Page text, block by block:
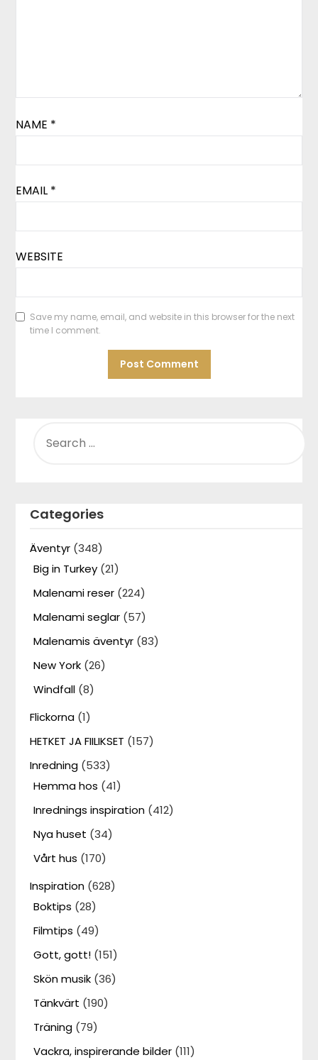
NAME *
EMAIL *
WEBSITE
Save my name, email, and website in this browser for the next
time I comment.
FOR:
Categories
Äventyr (348)
Big in Turkey (21)
Malenami reser (224)
Malenami seglar (57)
Malenamis äventyr (83)
New York (26)
Windfall (8)
Flickorna (1)
HETKET JA FIILIKSET (157)
Inredning (533)
Hemma hos (41)
Inrednings inspiration (412)
Nya huset (34)
Vårt hus (170)
Inspiration (628)
Boktips (28)
Filmtips (49)
Gott, gott! (151)
Skön musik (36)
Tänkvärt (190)
Träning (79)
Vackra, inspirerande bilder (111)